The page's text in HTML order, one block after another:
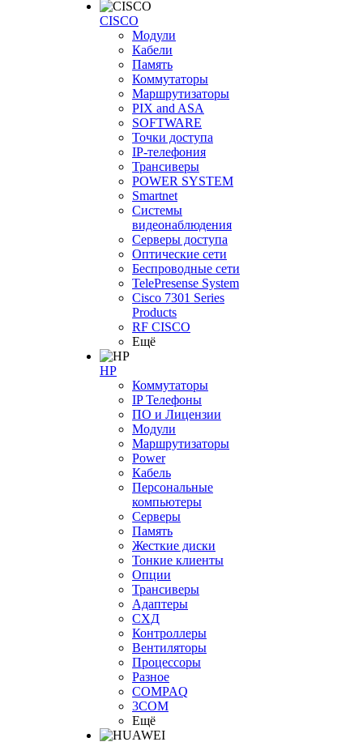
CISCO
Модули
Кабели
Память
Коммутаторы
Маршрутизаторы
PIX and ASA
SOFTWARE
Точки доступа
IP-телефония
Трансиверы
POWER SYSTEM
Smartnet
Системы
видеонаблюдения
Серверы доступа
Оптические сети
Беспроводные сети
TelePresense System
Cisco 7301 Series
Products
RF CISCO
Ещё
HP
Коммутаторы
IP Телефоны
ПО и Лицензии
Модули
Маршрутизаторы
Power
Кабель
Персональные
компьютеры
Серверы
Память
Жесткие диски
Тонкие клиенты
Опции
Трансиверы
Адаптеры
СХД
Контроллеры
Вентиляторы
Процессоры
Разное
COMPAQ
3COM
Ещё